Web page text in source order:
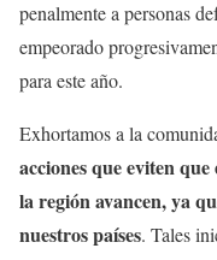
penalmente a personas
empeorado
para este año.
Exhortamos a la
acciones que eviten
la región avancen, ya
nuestros países. Tales